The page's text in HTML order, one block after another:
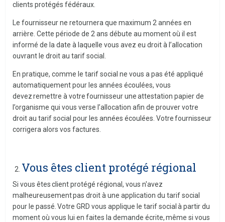
clients protégés fédéraux.
Le fournisseur ne retournera que maximum 2 années en
arrière. Cette période de 2 ans débute au moment où il est
informé de la date à laquelle vous avez eu droit à l’allocation
ouvrant le droit au tarif social.
En pratique, comme le tarif social ne vous a pas été appliqué
automatiquement pour les années écoulées, vous
devez remettre à votre fournisseur une attestation papier de
l’organisme qui vous verse l’allocation afin de prouver votre
droit au tarif social pour les années écoulées. Votre fournisseur
corrigera alors vos factures.
Vous êtes client protégé régional
Si vous êtes client protégé régional, vous n'avez
malheureusement pas droit à une application du tarif social
pour le passé. Votre GRD vous applique le tarif social à partir du
moment où vous lui en faites la demande écrite, même si vous